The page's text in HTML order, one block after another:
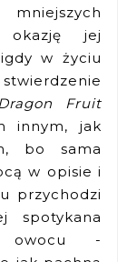
okazję jej
w życiu
Fruit
innym, jak
bo sama
w opisie i
przychodzi
spotykana
owocu -